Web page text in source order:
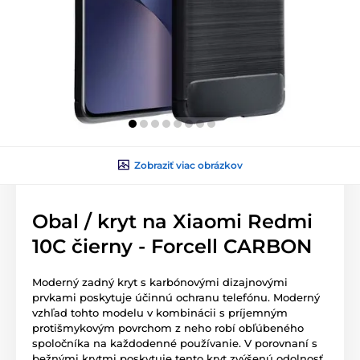
Zobraziť viac obrázkov
Obal / kryt na Xiaomi Redmi
10C čierny - Forcell CARBON
Moderný zadný kryt s karbónovými dizajnovými
prvkami poskytuje účinnú ochranu telefónu. Moderný
vzhľad tohto modelu v kombinácii s príjemným
protišmykovým povrchom z neho robí obľúbeného
spoločníka na každodenné používanie. V porovnaní s